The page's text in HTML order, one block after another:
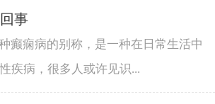
事
癫痫病的别称，是一种在日常生活中
疾病，很多人或许见识...